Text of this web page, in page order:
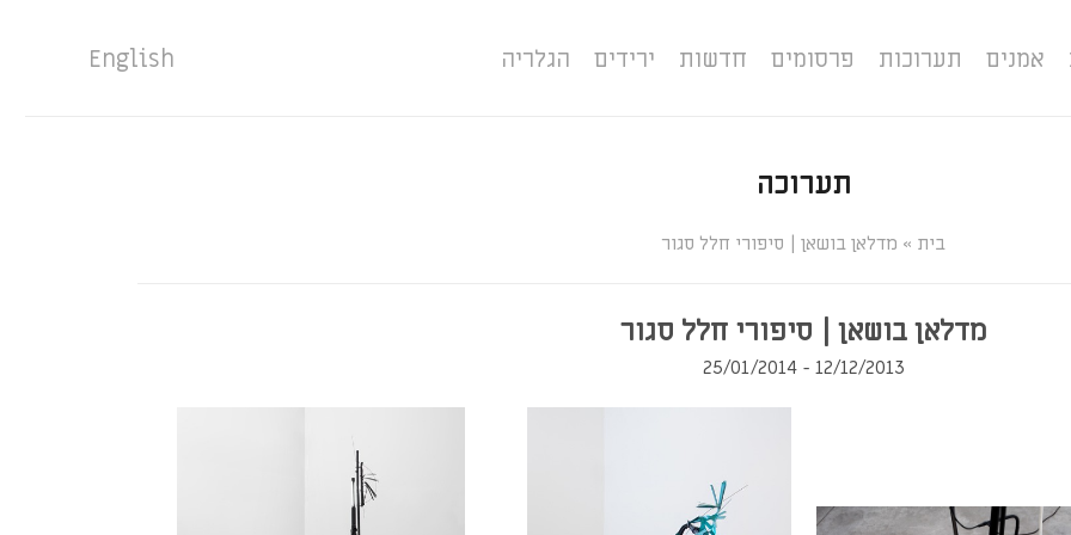
אמנים תערוכות פרסומים חדשות ירידים הגלריה English
תערוכה
» מדלאן בושאן | סיפורי חלל סגור
מדלאן בושאן | סיפורי חלל סגור
12/12/2013 - 25/01/2014